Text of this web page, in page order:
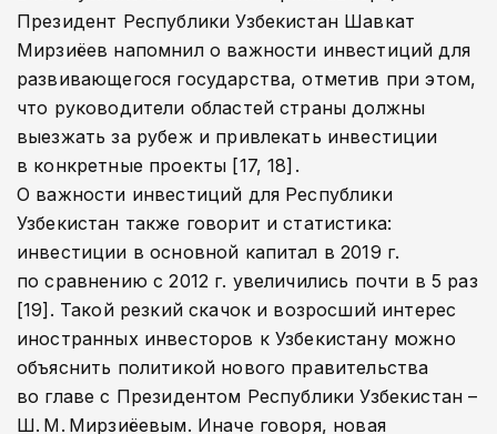
Президент Республики Узбекистан Шавкат
Мирзиёев напомнил о важности инвестиций для
развивающегося государства, отметив при этом,
что руководители областей страны должны
выезжать за рубеж и привлекать инвестиции
в конкретные проекты [17, 18] .
О важности инвестиций для Республики
Узбекистан также говорит и статистика:
инвестиции в основной капитал в 2019 г.
по сравнению с 2012 г. увеличились почти в 5 раз
[19]. Такой резкий скачок и возросший интерес
иностранных инвесторов к Узбекистану можно
объяснить политикой нового правительства
во главе с Президентом Республики Узбекистан –
Ш. М. Мирзиёевым. Иначе говоря, новая